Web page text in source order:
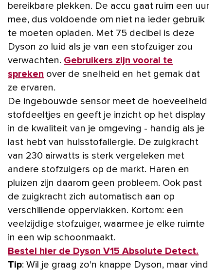
bereikbare plekken. De accu gaat ruim een uur
mee, dus voldoende om niet na ieder gebruik
te moeten opladen. Met 75 decibel is deze
Dyson zo luid als je van een stofzuiger zou
verwachten. Gebruikers zijn vooral te
spreken over de snelheid en het gemak dat
ze ervaren.
De ingebouwde sensor meet de hoeveelheid
stofdeeltjes en geeft je inzicht op het display
in de kwaliteit van je omgeving - handig als je
last hebt van huisstofallergie. De zuigkracht
van 230 airwatts is sterk vergeleken met
andere stofzuigers op de markt. Haren en
pluizen zijn daarom geen probleem. Ook past
de zuigkracht zich automatisch aan op
verschillende oppervlakken. Kortom: een
veelzijdige stofzuiger, waarmee je elke ruimte
in een wip schoonmaakt.
Bestel hier de Dyson V15 Absolute Detect.
Tip: Wil je graag zo'n knappe Dyson, maar vind